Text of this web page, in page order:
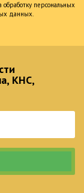
персональных
данных.
КНС,